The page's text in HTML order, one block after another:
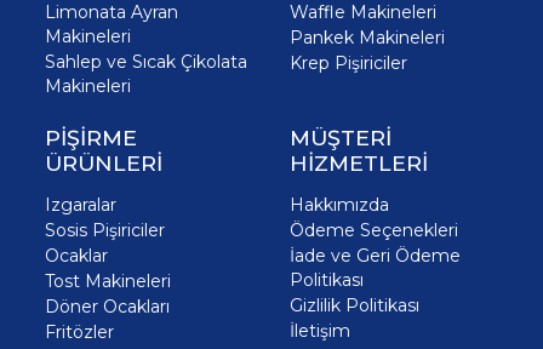
Limonata Ayran
Makineleri
Sahlep ve Sıcak Çikolata
Makineleri
Waffle Makineleri
Pankek Makineleri
Krep Pişiriciler
PİŞİRME
ÜRÜNLERİ
Izgaralar
Sosis Pişiriciler
Ocaklar
Tost Makineleri
Döner Ocakları
Fritözler
MÜŞTERİ
HİZMETLERİ
Hakkımızda
Ödeme Seçenekleri
İade ve Geri Ödeme
Politikası
Gizlilik Politikası
İletişim